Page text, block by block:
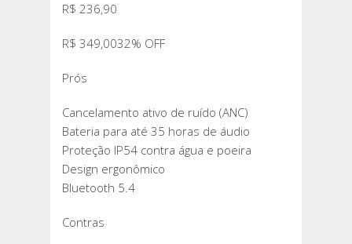
DESCONTO
SEM
JUROS
NA
AMAZON
R$ 236,90
R$ 349,0032% OFF
Prós
Cancelamento ativo de ruído (ANC)
Bateria para até 35 horas de áudio
Proteção IP54 contra água e poeira
Design ergonômico
Bluetooth 5.4
Contras